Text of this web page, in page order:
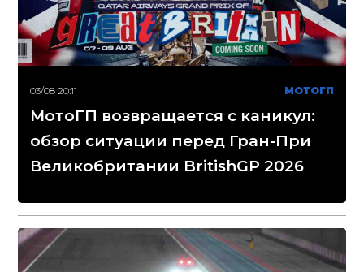
03/08 20:11 МОТОГП
МотоГП возвращается с каникул:
обзор ситуации перед Гран-При
Великобритании BritishGP 2026